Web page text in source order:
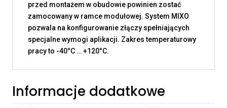
przed montażem w obudowie powinien zostać
zamocowany w ramce modułowej. System MIXO
pozwala na konfigurowanie złączy spełniających
specjalne wymogi aplikacji. Zakres temperaturowy
pracy to -40°C … +120°C.
Informacje dodatkowe